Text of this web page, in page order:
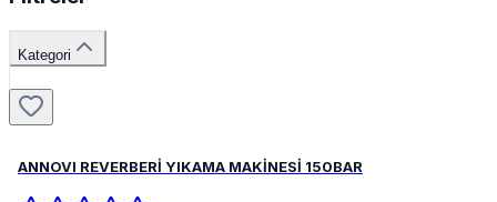
Kategori
ANNOVI REVERBERİ YIKAMA MAKİNESİ 150BAR